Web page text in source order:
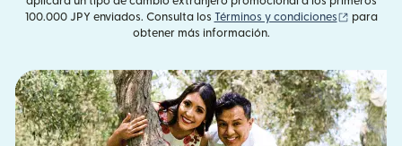
100.000 JPY enviados. Consulta los Términos y condiciones (se abre
para
obtener más información.